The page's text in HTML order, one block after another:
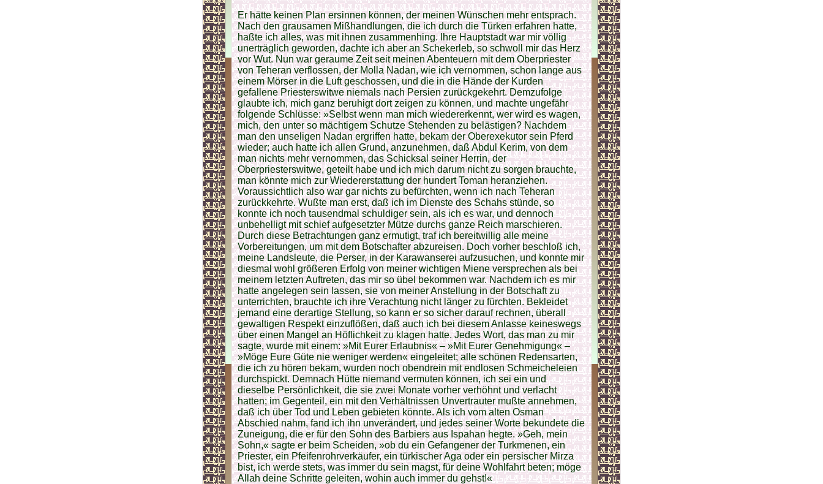
Er hätte keinen Plan ersinnen können, der meinen Wünschen mehr entsprach.
Nach den grausamen Mißhandlungen, die ich durch die Türken erfahren hatte,
haßte ich alles, was mit ihnen zusammenhing. Ihre Hauptstadt war mir völlig
unerträglich geworden, dachte ich aber an Schekerleb, so schwoll mir das Herz
vor Wut. Nun war geraume Zeit seit meinen Abenteuern mit dem Oberpriester
von Teheran verflossen, der Molla Nadan, wie ich vernommen, schon lange aus
einem Mörser in die Luft geschossen, und die in die Hände der Kurden
gefallene Priesterswitwe niemals nach Persien zurückgekehrt. Demzufolge
glaubte ich, mich ganz beruhigt dort zeigen zu können, und machte ungefähr
folgende Schlüsse: »Selbst wenn man mich wiedererkennt, wer wird es wagen,
mich, den unter so mächtigem Schutze Stehenden zu belästigen? Nachdem
man den unseligen Nadan ergriffen hatte, bekam der Oberexekutor sein Pferd
wieder; auch hatte ich allen Grund, anzunehmen, daß Abdul Kerim, von dem
man nichts mehr vernommen, das Schicksal seiner Herrin, der
Oberpriesterswitwe, geteilt habe und ich mich darum nicht zu sorgen brauchte,
man könnte mich zur Wiedererstattung der hundert Toman heranziehen.
Voraussichtlich also war gar nichts zu befürchten, wenn ich nach Teheran
zurückkehrte. Wußte man erst, daß ich im Dienste des Schahs stünde, so
konnte ich noch tausendmal schuldiger sein, als ich es war, und dennoch
unbehelligt mit schief aufgesetzter Mütze durchs ganze Reich marschieren.
Durch diese Betrachtungen ganz ermutigt, traf ich bereitwillig alle meine
Vorbereitungen, um mit dem Botschafter abzureisen. Doch vorher beschloß ich,
meine Landsleute, die Perser, in der Karawanserei aufzusuchen, und konnte mir
diesmal wohl größeren Erfolg von meiner wichtigen Miene versprechen als bei
meinem letzten Auftreten, das mir so übel bekommen war. Nachdem ich es mir
hatte angelegen sein lassen, sie von meiner Anstellung in der Botschaft zu
unterrichten, brauchte ich ihre Verachtung nicht länger zu fürchten. Bekleidet
jemand eine derartige Stellung, so kann er so sicher darauf rechnen, überall
gewaltigen Respekt einzuflößen, daß auch ich bei diesem Anlasse keineswegs
über einen Mangel an Höflichkeit zu klagen hatte. Jedes Wort, das man zu mir
sagte, wurde mit einem: »Mit Eurer Erlaubnis« – »Mit Eurer Genehmigung« –
»Möge Eure Güte nie weniger werden« eingeleitet; alle schönen Redensarten,
die ich zu hören bekam, wurden noch obendrein mit endlosen Schmeicheleien
durchspickt. Demnach Hütte niemand vermuten können, ich sei ein und
dieselbe Persönlichkeit, die sie zwei Monate vorher verhöhnt und verlacht
hatten; im Gegenteil, ein mit den Verhältnissen Unvertrauter mußte annehmen,
daß ich über Tod und Leben gebieten könnte. Als ich vom alten Osman
Abschied nahm, fand ich ihn unverändert, und jedes seiner Worte bekundete die
Zuneigung, die er für den Sohn des Barbiers aus Ispahan hegte. »Geh, mein
Sohn,« sagte er beim Scheiden, »ob du ein Gefangener der Turkmenen, ein
Priester, ein Pfeifenrohrverkäufer, ein türkischer Aga oder ein persischer Mirza
bist, ich werde stets, was immer du sein magst, für deine Wohlfahrt beten; möge
Allah deine Schritte geleiten, wohin auch immer du gehst!«